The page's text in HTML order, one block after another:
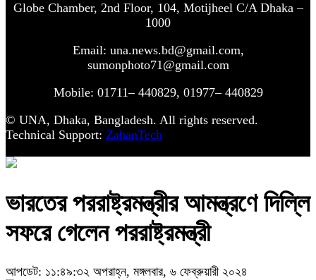
Globe Chamber, 2nd Floor, 104, Motijheel C/A Dhaka –
1000
Email: una.news.bd@gmail.com,
sumonphoto71@gmail.com
Mobile: 01711– 440829, 01977– 440829
© UNA, Dhaka, Bangladesh. All rights reserved.
Technical Support: ZahanTech
ভারতের পররাষ্ট্রমন্ত্রীর আমন্ত্রণে দিল্লি
সফরে গেলেন পররাষ্ট্রমন্ত্রী
আপডেট: ১১:৪৯:৩২ অপরাহ্ন, মঙ্গলবার, ৬ ফেব্রুয়ারী ২০২৪